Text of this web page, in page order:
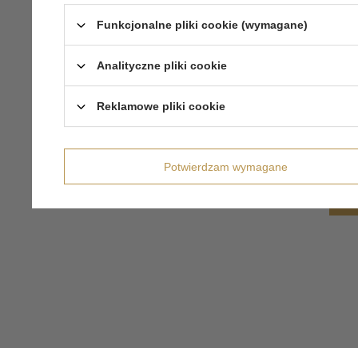
Funkcjonalne pliki cookie (wymagane)
Analityczne pliki cookie
Reklamowe pliki cookie
Potwierdzam wymagane